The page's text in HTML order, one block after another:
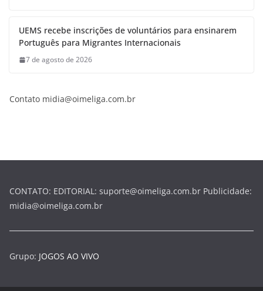
UEMS recebe inscrições de voluntários para ensinarem
Português para Migrantes Internacionais
7 de agosto de 2026
Contato midia@oimeliga.com.br
CONTATO: EDITORIAL: suporte@oimeliga.com.br Publicidade:
midia@oimeliga.com.br
Grupo: JOGOS AO VIVO